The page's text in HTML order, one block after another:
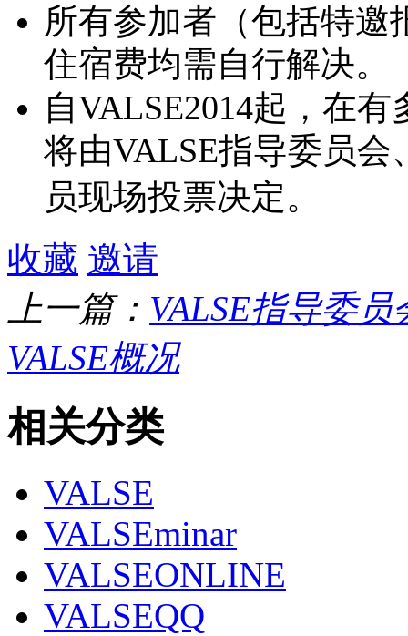
所有参加者（包括特邀
住宿费均需自行解决。
自VALSE2014起，在
将由VALSE指导委员会
员现场投票决定。
收藏 邀请
上一篇： VALSE指导委
VALSE概况
相关分类
VALSE
VALSEminar
VALSEONLINE
VALSEQQ